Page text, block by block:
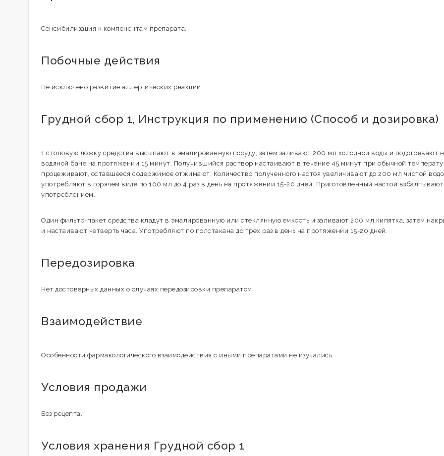
Сенсибилизация к компонентам препарата.
Побочные действия
Не исключено развитие аллергических реакций.
Грудной сбор 1, Инструкция по применению (Способ и дозировка)
1 столовую ложку средства высыпают в эмалированную посуду, затем заливают 200 мл холодной воды и подогревают
водяной бане на протяжении 15 минут. Получившийся раствор настаивают в течение 45 минут при обычной
процеживают, оставшееся содержимое отжимают. Количество полученного настоя увеличивают до 200 мл чистой
употребляют в горячем виде по 100 мл до 4 раз в день на протяжении 15-20 дней. Приготовленный настой
употреблением.
Один фильтр-пакет средства кладут в эмалированную или стеклянную емкость и заливают 200 мл кипятка, затем
и настаивают четверть часа. Употребляют по полстакана до трех раз в день на протяжении 15-20 дней.
Передозировка
Нет достоверных данных о случаях передозировки препаратом.
Взаимодействие
Особенности фармакологического взаимодействия с иными препаратами не изучались.
Условия продажи
Без рецепта.
Условия хранения Грудной сбор 1